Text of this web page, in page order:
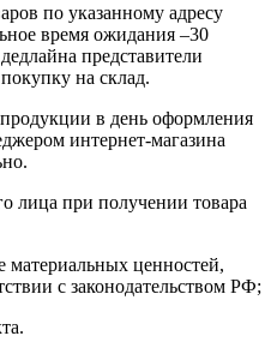
по указанному адресу
время ожидания –30
представители
на склад.
продукции в день оформления
интернет-магазина
лица при получении товара
материальных ценностей,
с законодательством РФ;